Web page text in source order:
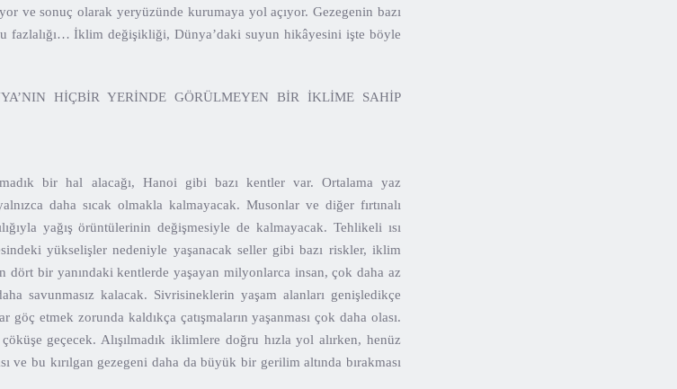
ve sonuç olarak yeryüzünde kurumaya yol açıyor. Gezegenin bazı
fazlalığı… İklim değişikliği, Dünya’daki suyun hikâyesini işte böyle
HİÇBİR YERİNDE GÖRÜLMEYEN BİR İKLİME SAHİP
bir hal alacağı, Hanoi gibi bazı kentler var. Ortalama yaz
daha sıcak olmakla kalmayacak. Musonlar ve diğer fırtınalı
yağış örüntülerinin değişmesiyle de kalmayacak. Tehlikeli ısı
yükselişler nedeniyle yaşanacak seller gibi bazı riskler, iklim
dört bir yanındaki kentlerde yaşayan milyonlarca insan, çok daha az
savunmasız kalacak. Sivrisineklerin yaşam alanları genişledikçe
göç etmek zorunda kaldıkça çatışmaların yaşanması çok daha olası.
geçecek. Alışılmadık iklimlere doğru hızla yol alırken, henüz
ve bu kırılgan gezegeni daha da büyük bir gerilim altında bırakması